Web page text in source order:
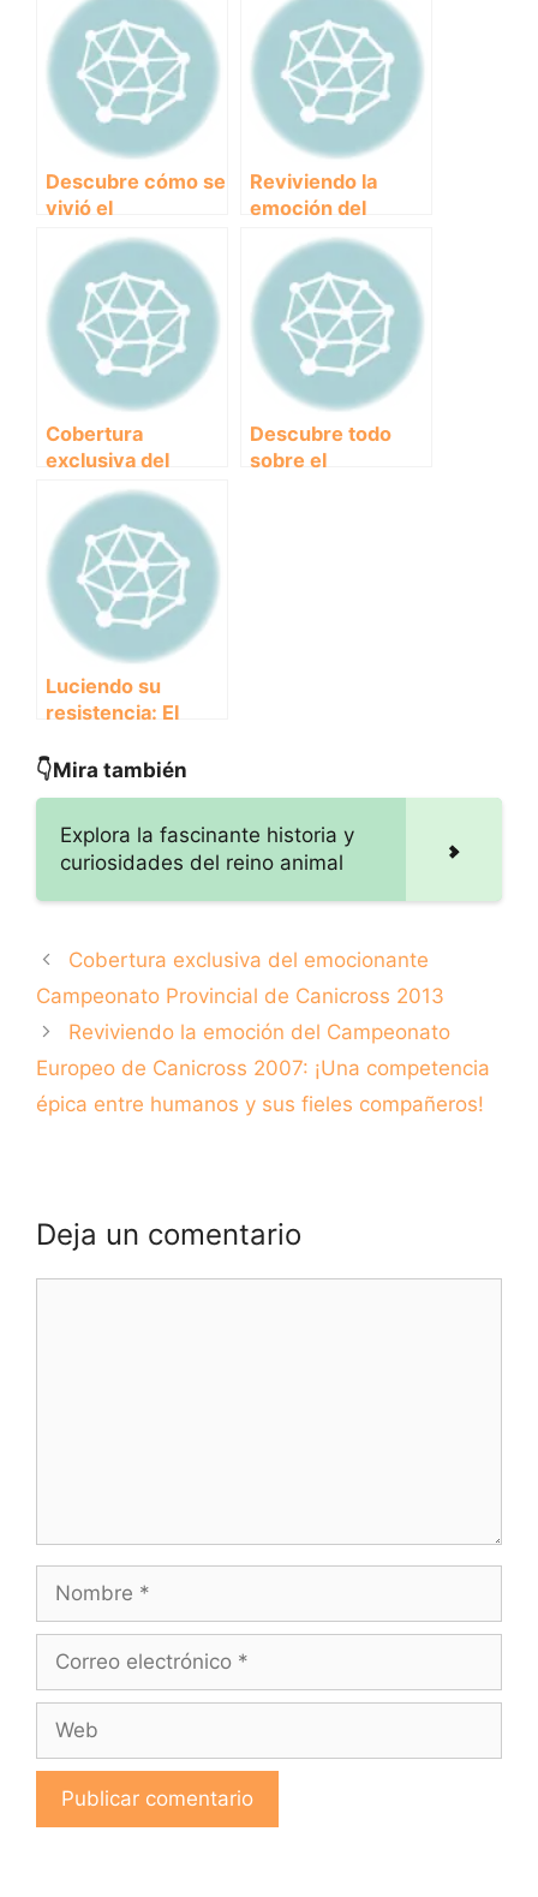
Descubre cómo se
vivió el
Campeonato
Mundial de
Canicross 2010:
¡Emocionante
competencia
entre humanos y
perros!
Reviviendo la
emoción del
Campeonato
Europeo de
Canicross 2007:
¡Una competencia
épica entre
humanos y sus
fieles
compañeros!
Cobertura
exclusiva del
emocionante
Campeonato
Provincial de
Canicross 2013
Descubre todo
sobre el
Luciendo su
resistencia: El
Campeonato
👇Mira también
Explora la fascinante historia y
curiosidades del reino animal
Cobertura exclusiva del emocionante
Campeonato Provincial de Canicross 2013
Reviviendo la emoción del Campeonato
Europeo de Canicross 2007: ¡Una competencia
épica entre humanos y sus fieles compañeros!
Deja un comentario